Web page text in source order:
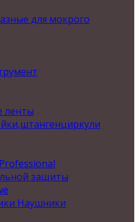
для мокрого
ленты
защиты
Наушники